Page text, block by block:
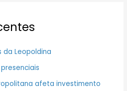
da Leopoldina
afeta investimento